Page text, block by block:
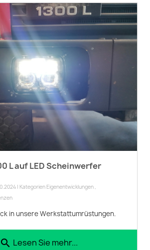
L auf LED Scheinwerfer
| Kategorien Eigenentwicklungen,
in unsere Werkstattumrüstungen.
search Lesen Sie mehr...